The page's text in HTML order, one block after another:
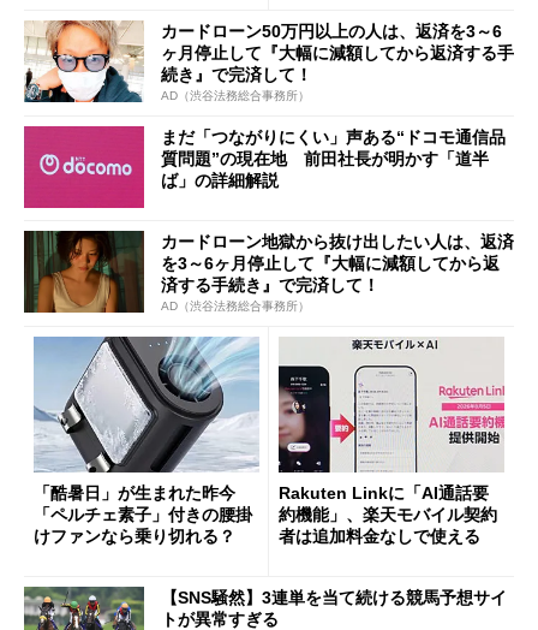
カードローン50万円以上の人は、返済を3～6
ヶ月停止して『大幅に減額してから返済する手
続き』で完済して！
AD（渋谷法務総合事務所）
まだ「つながりにくい」声ある“ドコモ通信品
質問題”の現在地 前田社長が明かす「道半
ば」の詳細解説
カードローン地獄から抜け出したい人は、返済
を3～6ヶ月停止して『大幅に減額してから返
済する手続き』で完済して！
AD（渋谷法務総合事務所）
「酷暑日」が生まれた昨今
「ペルチェ素子」付きの腰掛
けファンなら乗り切れる？
Rakuten Linkに「AI通話要
約機能」、楽天モバイル契約
者は追加料金なしで使える
【SNS騒然】3連単を当て続ける競馬予想サイ
トが異常すぎる